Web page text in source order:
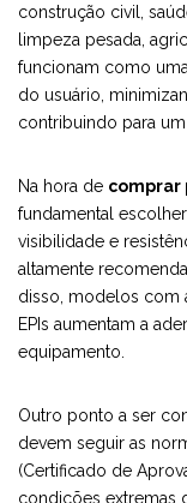
construção civil,
limpeza pesada,
funcionam como
do usuário,
contribuindo para
Na hora de comprar
fundamental
visibilidade e
altamente
disso, modelos com
EPIs aumentam a
equipamento.
Outro ponto a ser
devem seguir as
(Certificado de
condições extremas